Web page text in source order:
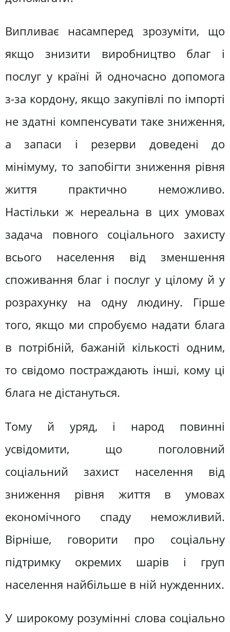
Випливає насамперед зрозуміти, що
якщо знизити виробництво благ і
послуг у країні й одночасно допомога
з-за кордону, якщо закупівлі по імпорті
не здатні компенсувати таке зниження,
а запаси і резерви доведені до
мінімуму, то запобігти зниження рівня
життя практично неможливо.
Настільки ж нереальна в цих умовах
задача повного соціального захисту
всього населення від зменшення
споживання благ і послуг у цілому й у
розрахунку на одну людину. Гірше
того, якщо ми спробуємо надати блага
в потрібній, бажаній кількості одним,
то свідомо постраждають інші, кому ці
блага не дістануться.
Тому й уряд, і народ повинні
усвідомити, що поголовний
соціальний захист населення від
зниження рівня життя в умовах
економічного спаду неможливий.
Вірніше, говорити про соціальну
підтримку окремих шарів і груп
населення найбільше в ній нужденних.
У широкому розумінні слова соціально